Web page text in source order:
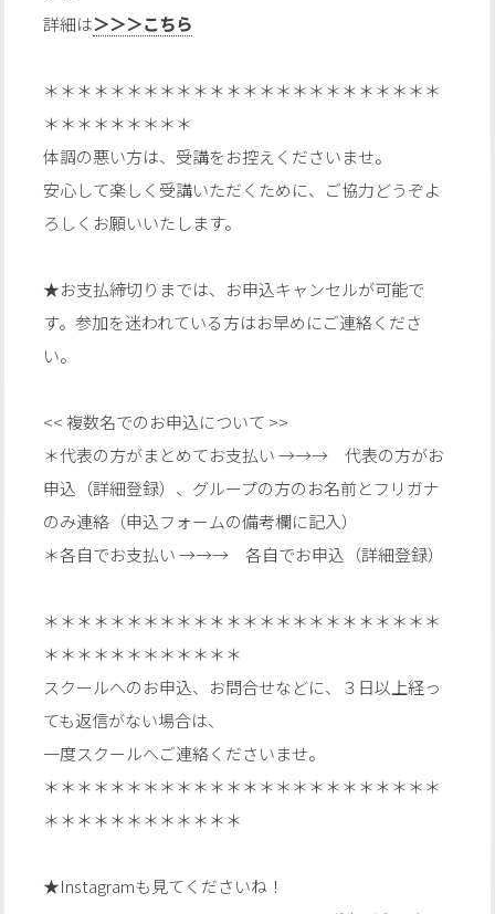
詳細は＞＞＞こちら
＊＊＊＊＊＊＊＊＊＊＊＊＊＊＊＊＊＊＊＊＊＊＊＊
＊＊＊＊＊＊＊＊＊
体調の悪い方は、受講をお控えくださいませ。
安心して楽しく受講いただくために、ご協力どうぞよ
ろしくお願いいたします。
★お支払締切りまでは、お申込キャンセルが可能で
す。参加を迷われている方はお早めにご連絡くださ
い。
<< 複数名でのお申込について >>
＊代表の方がまとめてお支払い →→→ 代表の方がお
申込（詳細登録）、グループの方のお名前とフリガナ
のみ連絡（申込フォームの備考欄に記入）
＊各自でお支払い →→→ 各自でお申込（詳細登録）
＊＊＊＊＊＊＊＊＊＊＊＊＊＊＊＊＊＊＊＊＊＊＊＊
＊＊＊＊＊＊＊＊＊＊＊＊
スクールへのお申込、お問合せなどに、３日以上経っ
ても返信がない場合は、
一度スクールへご連絡くださいませ。
＊＊＊＊＊＊＊＊＊＊＊＊＊＊＊＊＊＊＊＊＊＊＊＊
＊＊＊＊＊＊＊＊＊＊＊＊
★Instagramも見てくださいね！